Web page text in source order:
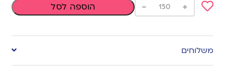
to
wishlist
+
- הוספה לסל
משלוחים